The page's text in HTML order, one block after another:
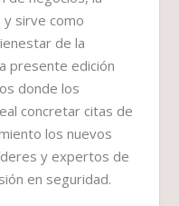
sirve como
de la
presente edición
donde los
concretar citas de
los nuevos
y expertos de
en seguridad.